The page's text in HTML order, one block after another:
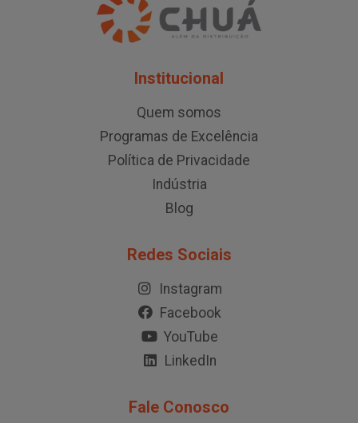
Institucional
Quem somos
Programas de Excelência
Política de Privacidade
Indústria
Blog
Redes Sociais
Instagram
Facebook
YouTube
LinkedIn
Fale Conosco